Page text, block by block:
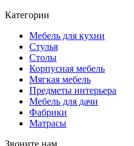
Категории
Мебель для кухни
Стулья
Столы
Корпусная мебель
Мягкая мебель
Предметы интерьера
Мебель для дачи
Фабрики
Матраcы
Звоните нам